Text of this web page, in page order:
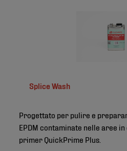
Splice Wash
Progettato per pulire e
EPDM contaminate nelle aree
primer QuickPrime Plus.